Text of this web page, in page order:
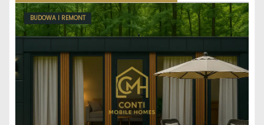
BUDOWA I REMONT